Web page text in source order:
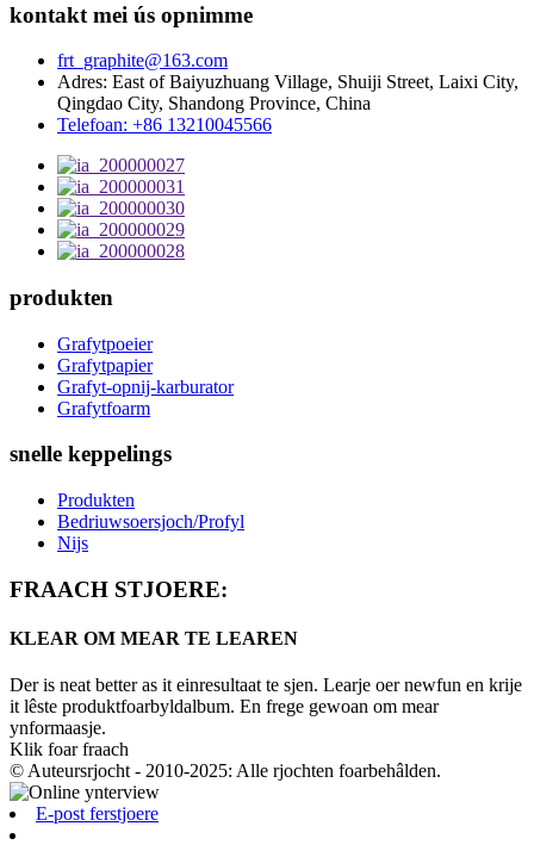
kontakt mei ús opnimme
frt_graphite@163.com
Adres: East of Baiyuzhuang Village, Shuiji Street, Laixi City,
Qingdao City, Shandong Province, China
Telefoan: +86 13210045566
produkten
Grafytpoeier
Grafytpapier
Grafyt-opnij-karburator
Grafytfoarm
snelle keppelings
Produkten
Bedriuwsoersjoch/Profyl
Nijs
FRAACH STJOERE:
KLEAR OM MEAR TE LEAREN
Der is neat better as it einresultaat te sjen. Learje oer newfun en krije
it lêste produktfoarbyldalbum. En frege gewoan om mear
ynformaasje.
Klik foar fraach
© Auteursrjocht - 2010-2025: Alle rjochten foarbehâlden.
E-post ferstjoere